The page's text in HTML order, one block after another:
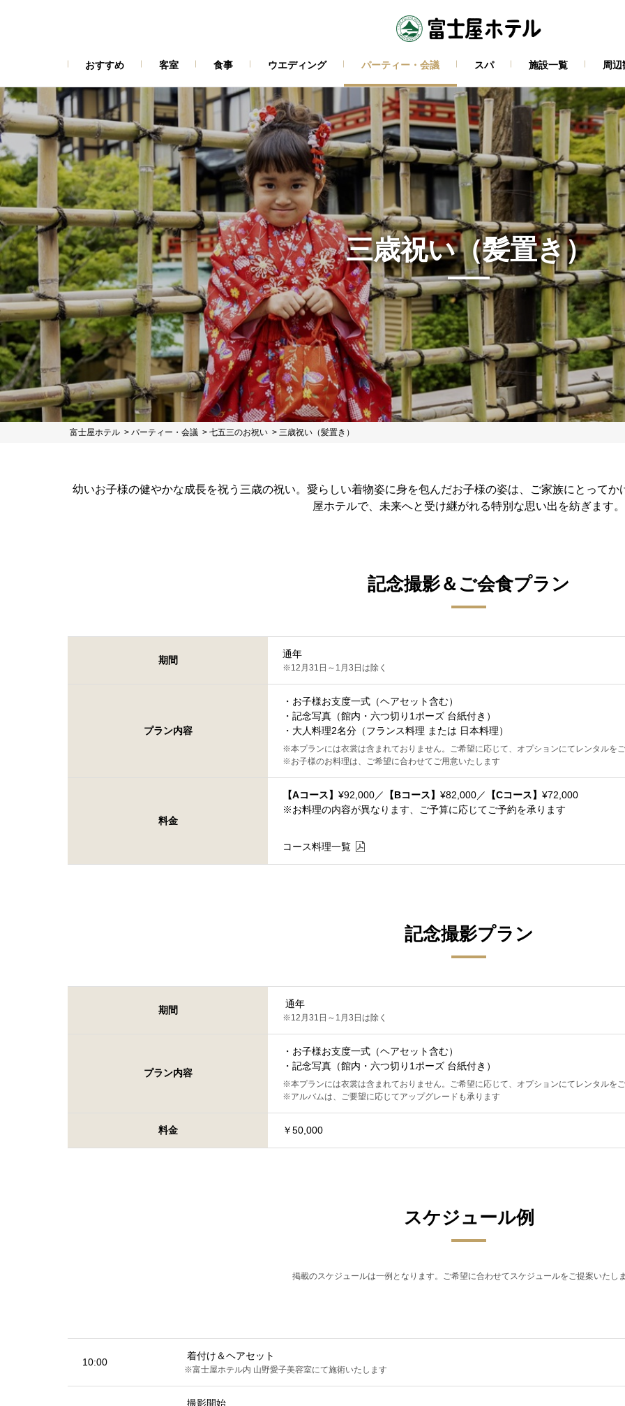
おすすめ 客室 食事 ウエディング パーティー・会議 スパ 施設一覧 周辺
三歳祝い（髪置き）
富士屋ホテル パーティー・会議 七五三のお祝い 三歳祝い（髪置き）
幼いお子様の健やかな成長を祝う三歳の祝い。愛らしい着物姿に身を包んだお子様の姿は、ご家族にとって
屋ホテルで、未来へと受け継がれる特別な思い出を紡ぎます。
記念撮影＆ご会食プラン
期間
通年
※12月31日～1月3日は除く
プラン内容
・お子様お支度一式（ヘアセット含む）
・記念写真（館内・六つ切り1ポーズ 台紙付き）
・大人料理2名分（フランス料理 または 日本料理）
※本プランには衣裳は含まれておりません。ご希望に応じて、オプションにてレンタルを
※お子様のお料理は、ご希望に合わせてご用意いたします
料金
【Aコース】 ¥92,000／ 【Bコース】 ¥82,000／ 【Cコース】 ¥72,000
※お料理の内容が異なります、ご予算に応じてご予約を承ります
コース料理一覧
記念撮影プラン
期間
通年
※12月31日～1月3日は除く
プラン内容
・お子様お支度一式（ヘアセット含む）
・記念写真（館内・六つ切り1ポーズ 台紙付き）
※本プランには衣裳は含まれておりません。ご希望に応じて、オプションにてレンタルを
※アルバムは、ご要望に応じてアップグレードも承ります
料金 ￥50,000
スケジュール例
掲載のスケジュールは一例となります。ご希望に合わせてスケジュールをご提案いたし
10:00
着付け＆ヘアセット
※富士屋ホテル内 山野愛子美容室にて施術いたします
撮影開始